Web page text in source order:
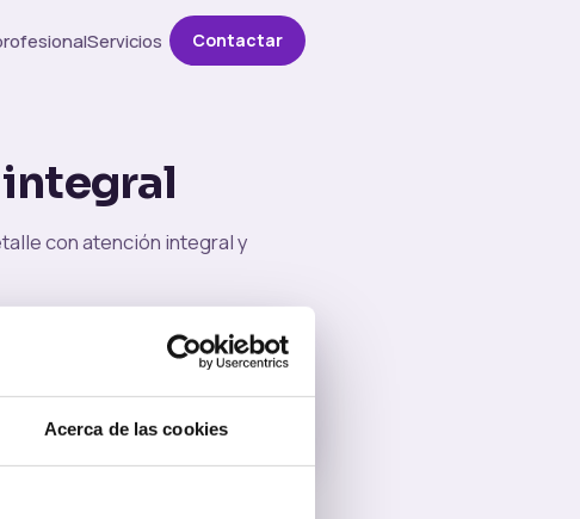
Acerca de las cookies
Servicios Contactar
con atención integral y
basado en respeto,
confianza.